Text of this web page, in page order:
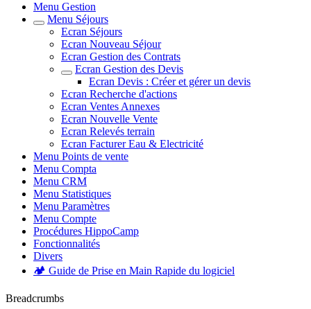
Menu Gestion
Menu Séjours
Ecran Séjours
Ecran Nouveau Séjour
Ecran Gestion des Contrats
Ecran Gestion des Devis
Ecran Devis : Créer et gérer un devis
Ecran Recherche d'actions
Ecran Ventes Annexes
Ecran Nouvelle Vente
Ecran Relevés terrain
Ecran Facturer Eau & Electricité
Menu Points de vente
Menu Compta
Menu CRM
Menu Statistiques
Menu Paramètres
Menu Compte
Procédures HippoCamp
Fonctionnalités
Divers
🏕️ Guide de Prise en Main Rapide du logiciel
Breadcrumbs